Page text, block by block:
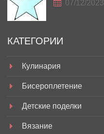
07/12/2023
КАТЕГОРИИ
Кулинария
Бисероплетение
Детские поделки
Вязание